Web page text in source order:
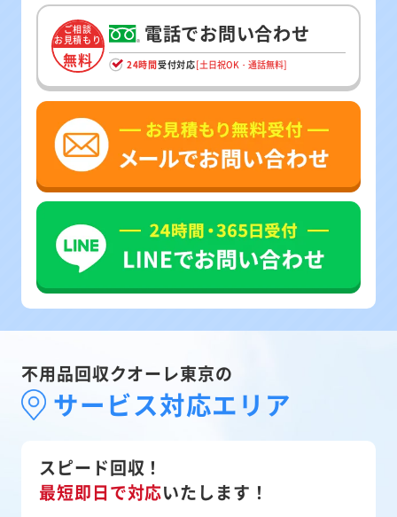
ご相談
お見積もり
無料
電話でお問い合わせ
24時間受付対応[土日祝OK・通話無料]
不用品回収クオーレ東京の
サービス対応エリア
スピード回収！
最短即日で対応いたします！